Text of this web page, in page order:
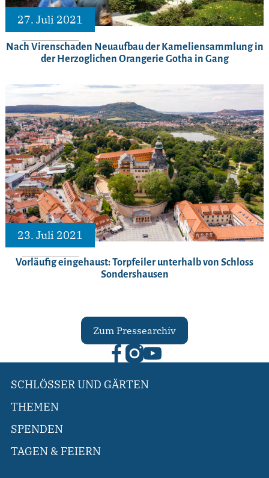
27. Juli 2021
Nach Virenschaden Neuaufbau der Kameliensammlung in
der Herzoglichen Orangerie Gotha in Gang
23. Juli 2021
Vorläufig eingehaust: Torpfeiler unterhalb von Schloss
Sondershausen
Zum Pressearchiv
SCHLÖSSER UND GÄRTEN
THEMEN
SPENDEN
TAGEN & FEIERN